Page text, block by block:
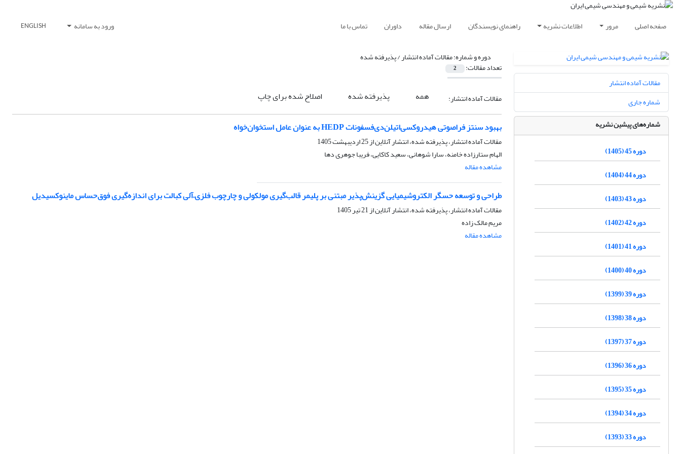
صفحه اصلی مرور اطلاعات نشریه راهنمای نویسندگان ارسال مقاله داوران تماس با ما ورود به سامانه ENGLISH
دوره و شماره:مقالات آماده انتشار / پذیرفته شده
تعداد مقالات: 2
مقالات آماده انتشار: همه پذیرفته شده اصلاح شده برای چاپ
بهبود سنتز فراصوتی هیدروکسی‌اتیلن‌دی‌فسفونات HEDP به عنوان عامل استخوان‌خواه
مقالات آماده انتشار، پذیرفته شده، انتشار آنلاین از25 اردیبهشت 1405
الهام ستارزاده خامنه، سارا شوهانی، سعید کاکایی، فریبا جوهری دها
مشاهده مقاله
طراحی و توسعه حسگر الکتروشیمیایی گزینش‌پذیر مبتنی بر پلیمر قالب‌گیری مولکولی و چارچوب فلزی–آلی کبالت برای اندازه‌گیری فوق‌حساس ماینوکسیدیل
مقالات آماده انتشار، پذیرفته شده، انتشار آنلاین از21 تیر 1405
مریم مالک زاده
مشاهده مقاله
مقالات آماده انتشار
شماره جاری
شماره‌های پیشین نشریه
دوره 45 (1405)
دوره 44 (1404)
دوره 43 (1403)
دوره 42 (1402)
دوره 41 (1401)
دوره 40 (1400)
دوره 39 (1399)
دوره 38 (1398)
دوره 37 (1397)
دوره 36 (1396)
دوره 35 (1395)
دوره 34 (1394)
دوره 33 (1393)